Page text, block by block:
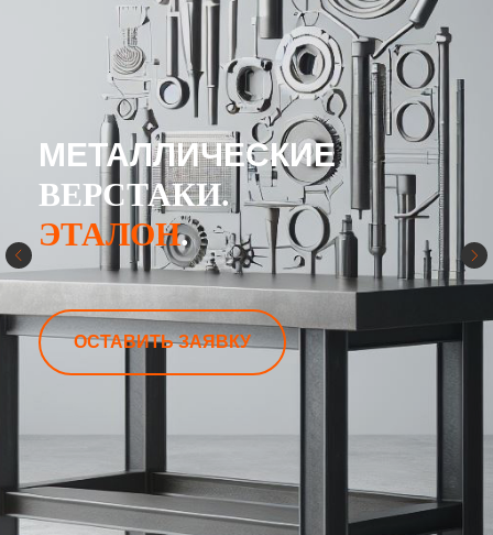
МЕТАЛЛИЧЕСКИЕ
ВЕРСТАКИ.
ЭТАЛОН.
ОСТАВИТЬ ЗАЯВКУ